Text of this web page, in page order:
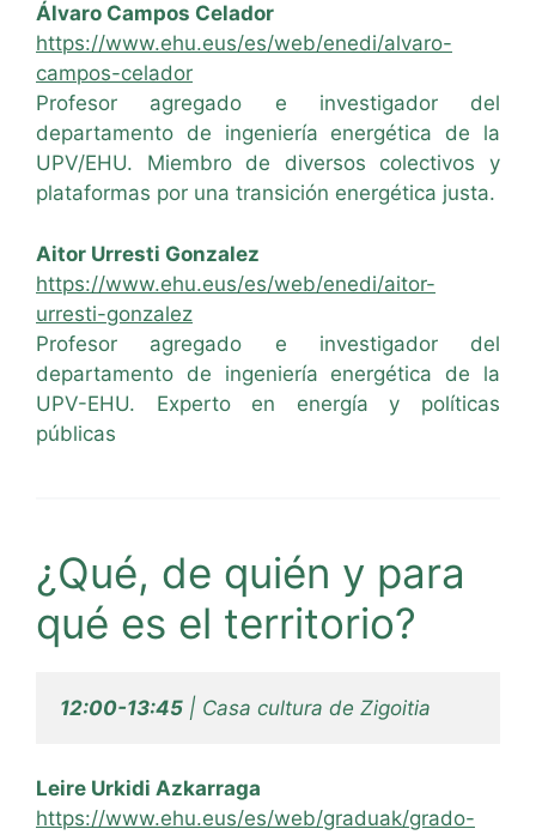
Álvaro Campos Celador
https://www.ehu.eus/es/web/enedi/alvaro-
campos-celador
Profesor agregado e investigador del
departamento de ingeniería energética de la
UPV/EHU. Miembro de diversos colectivos y
plataformas por una transición energética justa.
Aitor Urresti Gonzalez
https://www.ehu.eus/es/web/enedi/aitor-
urresti-gonzalez
Profesor agregado e investigador del
departamento de ingeniería energética de la
UPV-EHU. Experto en energía y políticas
públicas
¿Qué, de quién y para
qué es el territorio?
12:00-13:45 | Casa cultura de Zigoitia
Leire Urkidi Azkarraga
https://www.ehu.eus/es/web/graduak/grado-